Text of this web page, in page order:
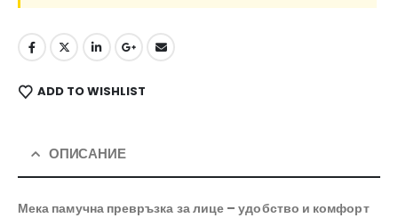
ADD TO WISHLIST
ОПИСАНИЕ
Мека памучна превръзка за лице – удобство и комфорт